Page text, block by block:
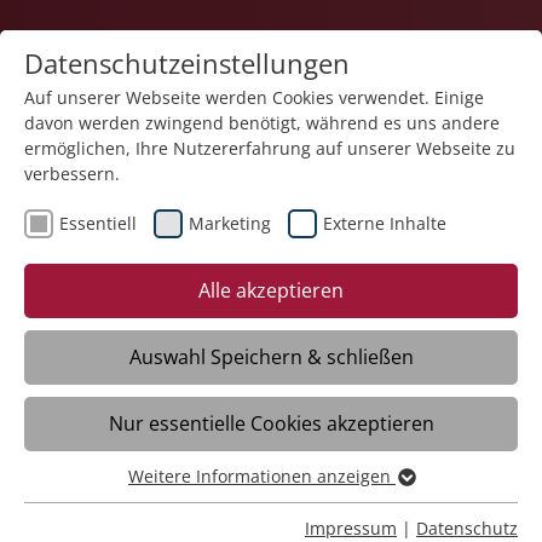
Geschichte
Datenschutzeinstellungen
Auf unserer Webseite werden Cookies verwendet. Einige
davon werden zwingend benötigt, während es uns andere
ermöglichen, Ihre Nutzererfahrung auf unserer Webseite zu
verbessern.
Essentiell Marketing Externe Inhalte
Alle akzeptieren
Auswahl Speichern & schließen
Nur essentielle Cookies akzeptieren
Essentiell
Essentielle Cookies werden für grundlegende Funktionen
Weitere Informationen anzeigen
Impressum | Datenschutz